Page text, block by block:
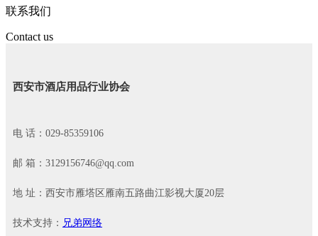
联系我们
Contact us
西安市酒店用品行业协会
电 话：029-85359106
邮 箱：3129156746@qq.com
地 址：西安市雁塔区雁南五路曲江影视大厦20层
技术支持： 兄弟网络